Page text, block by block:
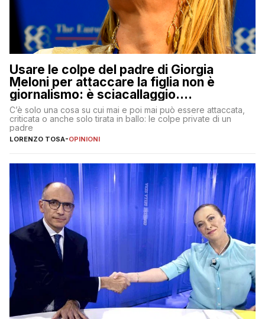
Usare le colpe del padre di Giorgia
Meloni per attaccare la figlia non è
giornalismo: è sciacallaggio.
Dimostriamo di essere diversi
C’è solo una cosa su cui mai e poi mai può essere attaccata,
criticata o anche solo tirata in ballo: le colpe private di un
padre
LORENZO TOSA-OPINIONI